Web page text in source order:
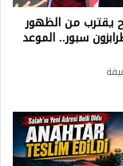
يقترب من الظهور
سبور.. الموعد